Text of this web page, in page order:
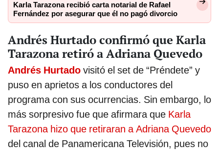
Karla Tarazona recibió carta notarial de Rafael
Fernández por asegurar que él no pagó divorcio
Andrés Hurtado confirmó que Karla
Tarazona retiró a Adriana Quevedo
Andrés Hurtado visitó el set de “Préndete” y
puso en aprietos a los conductores del
programa con sus ocurrencias. Sin embargo, lo
más sorpresivo fue que afirmara que Karla
Tarazona hizo que retiraran a Adriana Quevedo
del canal de Panamericana Televisión, pues no